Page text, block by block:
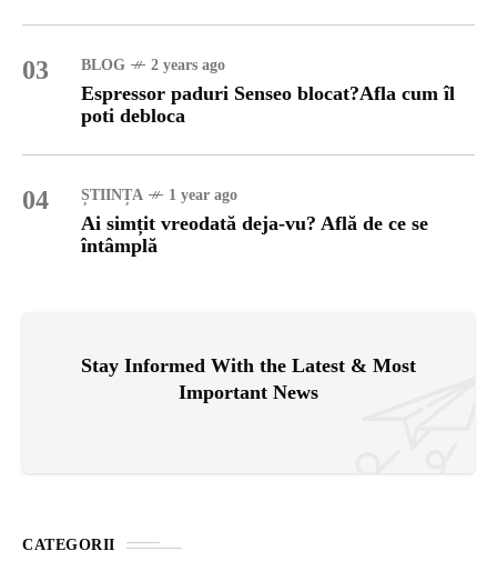
03 BLOG 2 years ago
Espressor paduri Senseo blocat?Afla cum îl
poti debloca
04 ȘTIINȚA 1 year ago
Ai simțit vreodată deja-vu? Află de ce se
întâmplă
Stay Informed With the Latest & Most
Important News
CATEGORII